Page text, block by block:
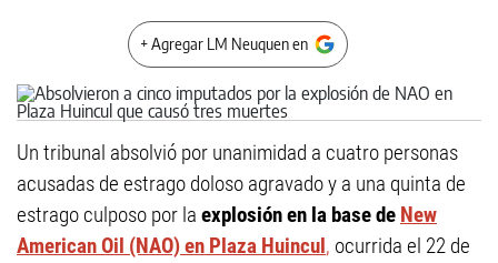
+ Agregar LM Neuquen en
Un tribunal absolvió por unanimidad a cuatro personas
acusadas de estrago doloso agravado y a una quinta de
estrago culposo por la explosión en la base de New
American Oil (NAO) en Plaza Huincul, ocurrida el 22 de